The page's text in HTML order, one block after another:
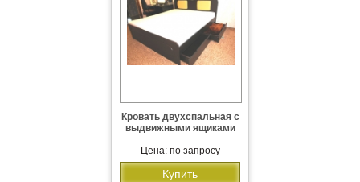
Кровать двухспальная с
выдвижными ящиками
Цена: по запросу
Купить